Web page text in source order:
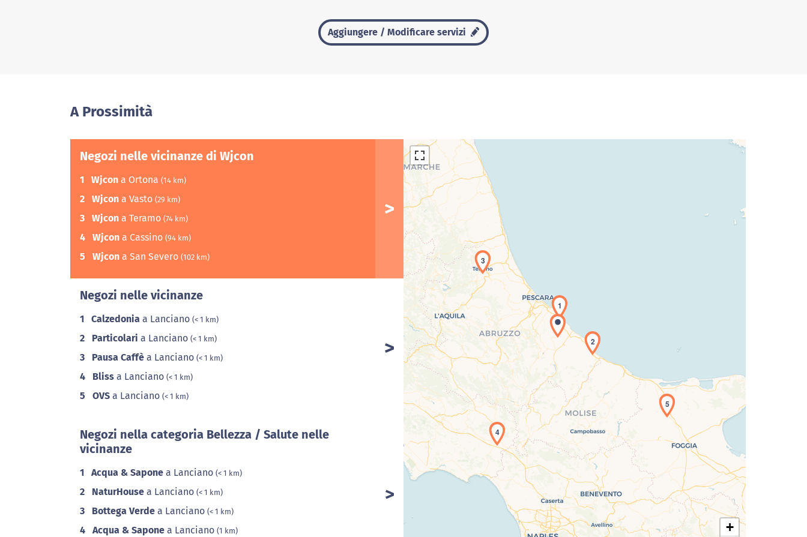
Aggiungere / Modificare servizi
A Prossimità
Negozi nelle vicinanze di Wjcon
1 Wjcon a Ortona (14 km)
2 Wjcon a Vasto (29 km)
3 Wjcon a Teramo (74 km)
4 Wjcon a Cassino (94 km)
5 Wjcon a San Severo (102 km)
Negozi nelle vicinanze
1 Calzedonia a Lanciano (< 1 km)
2 Particolari a Lanciano (< 1 km)
3 Pausa Caffè a Lanciano (< 1 km)
4 Bliss a Lanciano (< 1 km)
5 OVS a Lanciano (< 1 km)
Negozi nella categoria Bellezza / Salute nelle
vicinanze
1 Acqua & Sapone a Lanciano (< 1 km)
2 NaturHouse a Lanciano (< 1 km)
3 Bottega Verde a Lanciano (< 1 km)
4 Acqua & Sapone a Lanciano (1 km)
Caricamento della carta in corso...
1
2
3
4
5
+